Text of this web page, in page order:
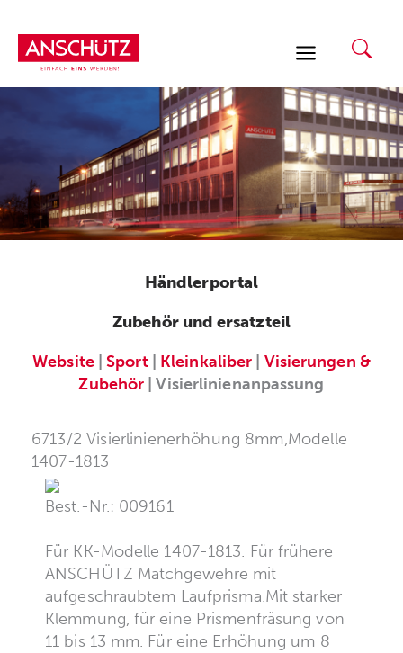
Inhalt
springen
Händlerportal
Zubehör und ersatzteil
Website|Sport| Kleinkaliber
Visierungen &
Zubehör | Visierlinienanpassung
6713/2 Visierlinienerhöhung 8mm,Modelle
1407-1813
Best.-Nr.: 009161
Für KK-Modelle 1407-1813. Für frühere
ANSCHÜTZ Matchgewehre mit
aufgeschraubtem Laufprisma.Mit starker
Klemmung, für eine Prismenfräsung von
11 bis 13 mm. Für eine Erhöhung um 8